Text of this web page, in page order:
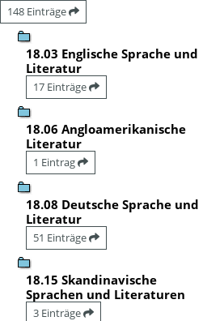
148 Einträge
18.03 Englische Sprache und
Literatur
17 Einträge
18.06 Angloamerikanische
Literatur
1 Eintrag
18.08 Deutsche Sprache und
Literatur
51 Einträge
18.15 Skandinavische
Sprachen und Literaturen
3 Einträge